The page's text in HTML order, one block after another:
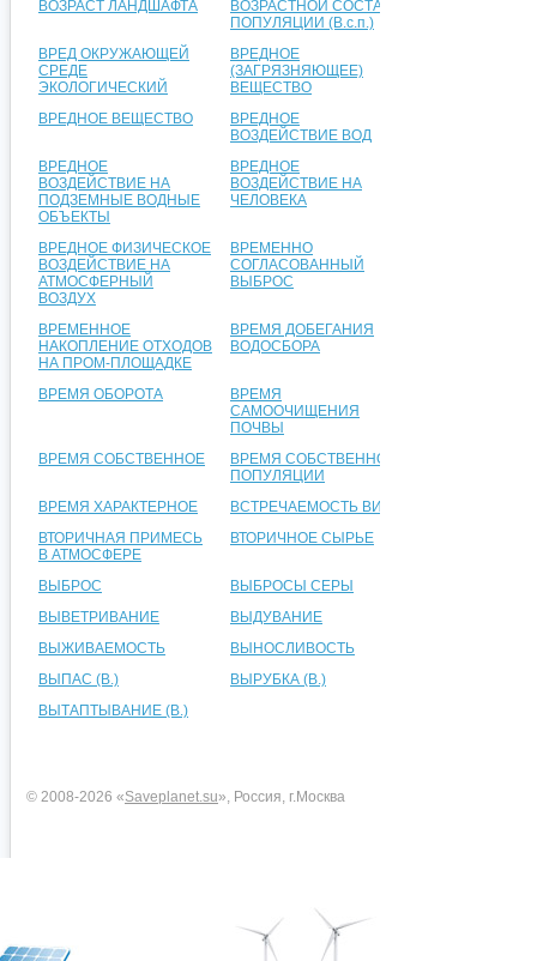
ВОЗРАСТ ЛАНДШАФТА
ВОЗРАСТНОЙ СОСТАВ
ПОПУЛЯЦИИ (В.с.п.)
ВРЕД ОКРУЖАЮЩЕЙ
СРЕДЕ
ЭКОЛОГИЧЕСКИЙ
ВРЕДНОЕ
(ЗАГРЯЗНЯЮЩЕЕ)
ВЕЩЕСТВО
ВРЕДНОЕ ВЕЩЕСТВО
ВРЕДНОЕ
ВОЗДЕЙСТВИЕ ВОД
ВРЕДНОЕ
ВОЗДЕЙСТВИЕ НА
ПОДЗЕМНЫЕ ВОДНЫЕ
ОБЪЕКТЫ
ВРЕДНОЕ
ВОЗДЕЙСТВИЕ НА
ЧЕЛОВЕКА
ВРЕДНОЕ ФИЗИЧЕСКОЕ
ВОЗДЕЙСТВИЕ НА
АТМОСФЕРНЫЙ
ВОЗДУХ
ВРЕМЕННО
СОГЛАСОВАННЫЙ
ВЫБРОС
ВРЕМЕННОЕ
НАКОПЛЕНИЕ ОТХОДОВ
НА ПРОМ-ПЛОЩАДКЕ
ВРЕМЯ ДОБЕГАНИЯ
ВОДОСБОРА
ВРЕМЯ ОБОРОТА
ВРЕМЯ
САМООЧИЩЕНИЯ
ПОЧВЫ
ВРЕМЯ СОБСТВЕННОЕ
ВРЕМЯ СОБСТВЕННОЕ
ПОПУЛЯЦИИ
ВРЕМЯ ХАРАКТЕРНОЕ
ВСТРЕЧАЕМОСТЬ ВИДА
ВТОРИЧНАЯ ПРИМЕСЬ
В АТМОСФЕРЕ
ВТОРИЧНОЕ СЫРЬЕ
ВЫБРОС
ВЫБРОСЫ СЕРЫ
ВЫВЕТРИВАНИЕ
ВЫДУВАНИЕ
ВЫЖИВАЕМОСТЬ
ВЫНОСЛИВОСТЬ
ВЫПАС (В.)
ВЫРУБКА (В.)
ВЫТАПТЫВАНИЕ (В.)
© 2008-2026 «Saveplanet.su», Россия, г.Москва